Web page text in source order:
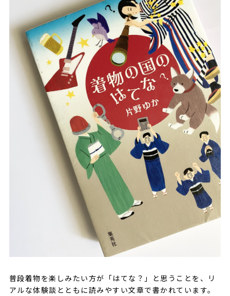
普段着物を楽しみたい方が「はてな？」と思うことを、リ
アルな体験談とともに読みやすい文章で書かれています。